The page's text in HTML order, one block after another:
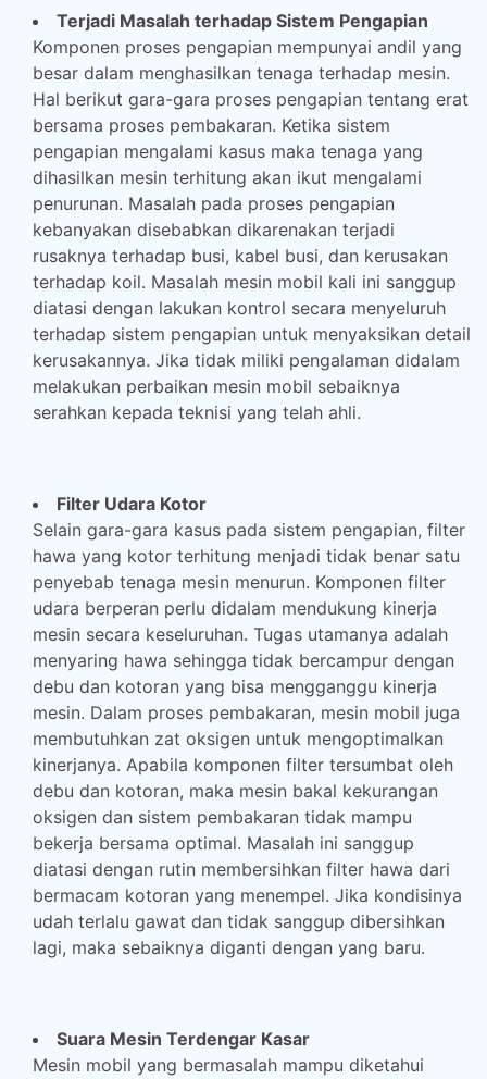
Terjadi Masalah terhadap Sistem Pengapian
Komponen proses pengapian mempunyai andil yang
besar dalam menghasilkan tenaga terhadap mesin.
Hal berikut gara-gara proses pengapian tentang erat
bersama proses pembakaran. Ketika sistem
pengapian mengalami kasus maka tenaga yang
dihasilkan mesin terhitung akan ikut mengalami
penurunan. Masalah pada proses pengapian
kebanyakan disebabkan dikarenakan terjadi
rusaknya terhadap busi, kabel busi, dan kerusakan
terhadap koil. Masalah mesin mobil kali ini sanggup
diatasi dengan lakukan kontrol secara menyeluruh
terhadap sistem pengapian untuk menyaksikan detail
kerusakannya. Jika tidak miliki pengalaman didalam
melakukan perbaikan mesin mobil sebaiknya
serahkan kepada teknisi yang telah ahli.
Filter Udara Kotor
Selain gara-gara kasus pada sistem pengapian, filter
hawa yang kotor terhitung menjadi tidak benar satu
penyebab tenaga mesin menurun. Komponen filter
udara berperan perlu didalam mendukung kinerja
mesin secara keseluruhan. Tugas utamanya adalah
menyaring hawa sehingga tidak bercampur dengan
debu dan kotoran yang bisa mengganggu kinerja
mesin. Dalam proses pembakaran, mesin mobil juga
membutuhkan zat oksigen untuk mengoptimalkan
kinerjanya. Apabila komponen filter tersumbat oleh
debu dan kotoran, maka mesin bakal kekurangan
oksigen dan sistem pembakaran tidak mampu
bekerja bersama optimal. Masalah ini sanggup
diatasi dengan rutin membersihkan filter hawa dari
bermacam kotoran yang menempel. Jika kondisinya
udah terlalu gawat dan tidak sanggup dibersihkan
lagi, maka sebaiknya diganti dengan yang baru.
Suara Mesin Terdengar Kasar
Mesin mobil yang bermasalah mampu diketahui